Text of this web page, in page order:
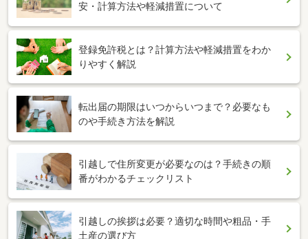
安・計算方法や軽減措置について
登録免許税とは？計算方法や軽減措置をわか
りやすく解説
転出届の期限はいつからいつまで？必要なも
のや手続き方法を解説
引越しで住所変更が必要なのは？手続きの順
番がわかるチェックリスト
引越しの挨拶は必要？適切な時間や粗品・手
土産の選び方